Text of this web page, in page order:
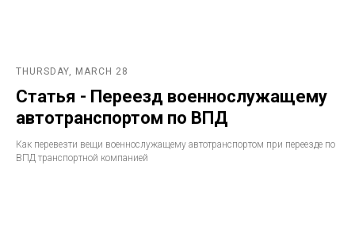
THURSDAY, MARCH 28
Статья - Переезд военнослужащему
автотранспортом по ВПД
Как перевезти вещи военнослужащему автотранспортом при переезде по
ВПД транспортной компанией